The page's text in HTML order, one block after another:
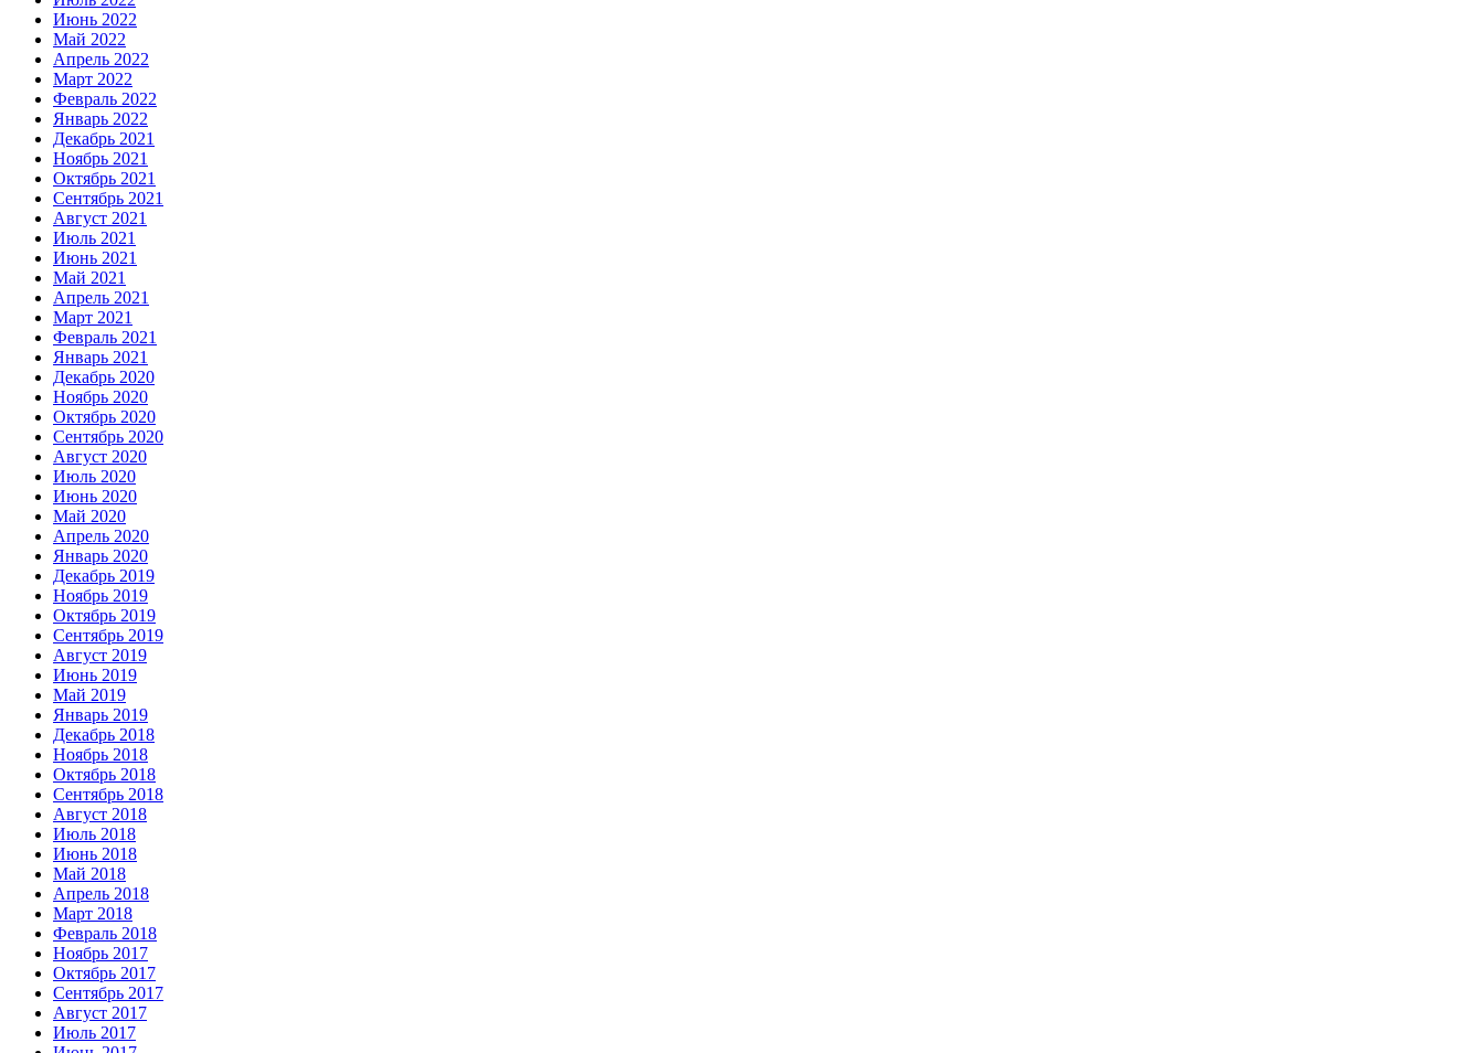
Июнь 2022
Май 2022
Апрель 2022
Март 2022
Февраль 2022
Январь 2022
Декабрь 2021
Ноябрь 2021
Октябрь 2021
Сентябрь 2021
Август 2021
Июль 2021
Июнь 2021
Май 2021
Апрель 2021
Март 2021
Февраль 2021
Январь 2021
Декабрь 2020
Ноябрь 2020
Октябрь 2020
Сентябрь 2020
Август 2020
Июль 2020
Июнь 2020
Май 2020
Апрель 2020
Январь 2020
Декабрь 2019
Ноябрь 2019
Октябрь 2019
Сентябрь 2019
Август 2019
Июнь 2019
Май 2019
Январь 2019
Декабрь 2018
Ноябрь 2018
Октябрь 2018
Сентябрь 2018
Август 2018
Июль 2018
Июнь 2018
Май 2018
Апрель 2018
Март 2018
Февраль 2018
Ноябрь 2017
Октябрь 2017
Сентябрь 2017
Август 2017
Июль 2017